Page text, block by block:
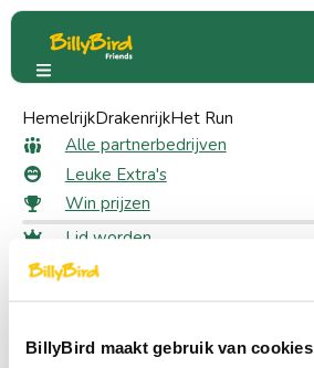
BillyBird maakt gebruik van cookies
HemelrijkDrakenrijkHet Run
Alle partnerbedrijven
Leuke Extra's
Win prijzen
Lid worden
Inloggen
Taal kiezen
Nederlands
Partner worden
De Knoekels
De Knoekels
1171 Friends